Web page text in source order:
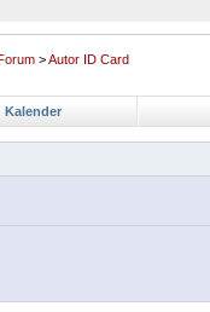
>Autor ID Card
Kalender